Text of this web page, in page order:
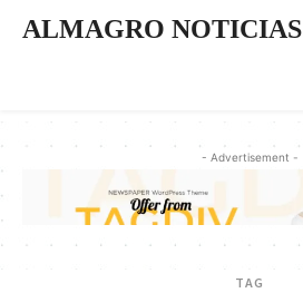
ALMAGRO NOTICIAS
- Advertisement -
TAG